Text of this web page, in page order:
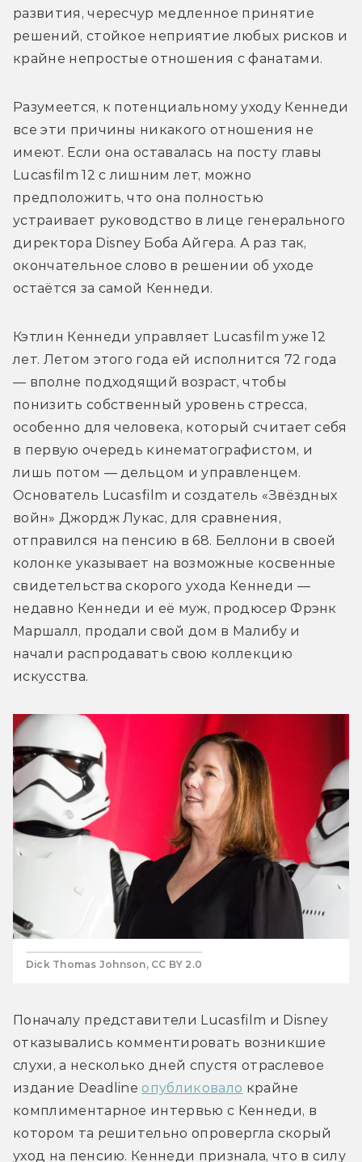
развития, чересчур медленное принятие
решений, стойкое неприятие любых рисков и
крайне непростые отношения с фанатами.
Разумеется, к потенциальному уходу Кеннеди
все эти причины никакого отношения не
имеют. Если она оставалась на посту главы
Lucasfilm 12 с лишним лет, можно
предположить, что она полностью
устраивает руководство в лице генерального
директора Disney Боба Айгера. А раз так,
окончательное слово в решении об уходе
остаётся за самой Кеннеди.
Кэтлин Кеннеди управляет Lucasfilm уже 12
лет. Летом этого года ей исполнится 72 года
— вполне подходящий возраст, чтобы
понизить собственный уровень стресса,
особенно для человека, который считает себя
в первую очередь кинематографистом, и
лишь потом — дельцом и управленцем.
Основатель Lucasfilm и создатель «Звёздных
войн» Джордж Лукас, для сравнения,
отправился на пенсию в 68. Беллони в своей
колонке указывает на возможные косвенные
свидетельства скорого ухода Кеннеди —
недавно Кеннеди и её муж, продюсер Фрэнк
Маршалл, продали свой дом в Малибу и
начали распродавать свою коллекцию
искусства.
Dick Thomas Johnson, CC BY 2.0
Поначалу представители Lucasfilm и Disney
отказывались комментировать возникшие
слухи, а несколько дней спустя отраслевое
издание Deadline опубликовало крайне
комплиментарное интервью с Кеннеди, в
котором та решительно опровергла скорый
уход на пенсию. Кеннеди признала, что в силу